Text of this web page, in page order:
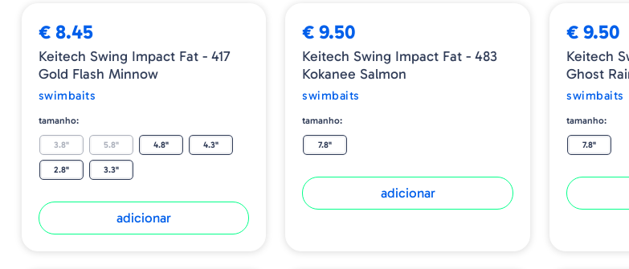
€ 8.45
Keitech Swing Impact Fat - 417
Gold Flash Minnow
swimbaits
tamanho:
3.8" 5.8" 4.8" 4.3"
2.8" 3.3"
adicionar
€ 9.50
Keitech Swing Impact Fat - 483
Kokanee Salmon
swimbaits
tamanho:
7.8"
adicionar
€ 9.50
Keitech
Ghost
swimbaits
tamanho:
7.8"